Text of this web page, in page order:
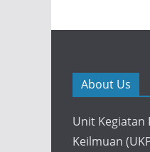
About Us
Unit Kegiatan
Keilmuan